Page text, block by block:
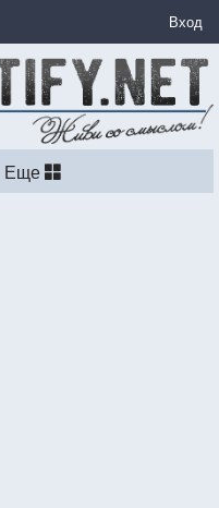
Вход
Еще